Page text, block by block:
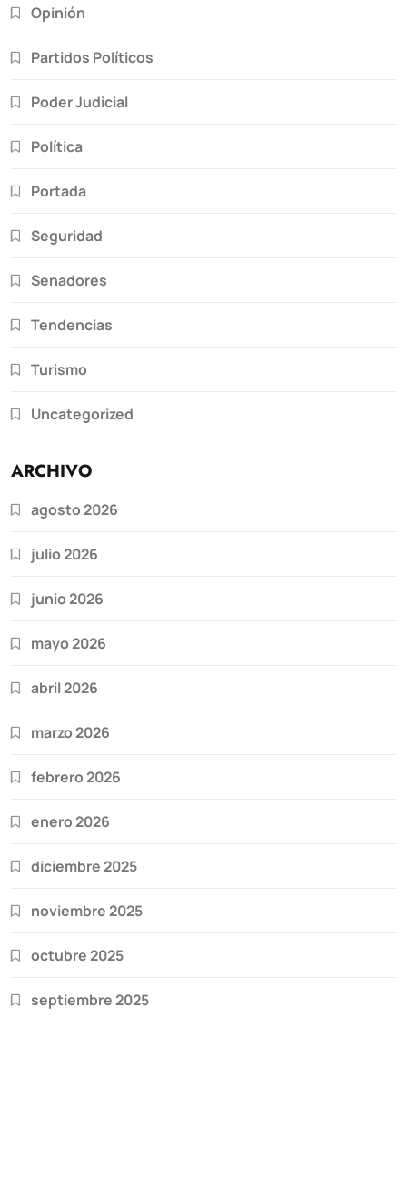
Opinión
Partidos Políticos
Poder Judicial
Política
Portada
Seguridad
Senadores
Tendencias
Turismo
Uncategorized
ARCHIVO
agosto 2026
julio 2026
junio 2026
mayo 2026
abril 2026
marzo 2026
febrero 2026
enero 2026
diciembre 2025
noviembre 2025
octubre 2025
septiembre 2025